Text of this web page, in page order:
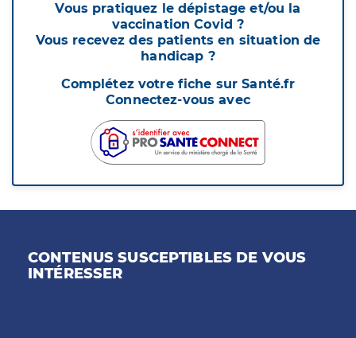
Vous pratiquez le dépistage et/ou la
vaccination Covid ?
Vous recevez des patients en situation de
handicap ?
Complétez votre fiche sur Santé.fr
Connectez-vous avec
CONTENUS SUSCEPTIBLES DE VOUS
INTÉRESSER